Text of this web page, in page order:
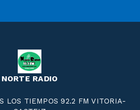
NORTE RADIO
LOS TIEMPOS 92.2 FM VITORIA-